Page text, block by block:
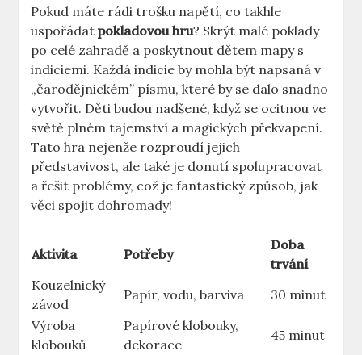
Pokud máte rádi trošku napětí, co ⁤takhle
uspořádatpokladovou hru? Skrýt malé poklady
po celé zahradě a poskytnout dětem mapy s
indiciemi. Každá indicie​ by mohla být⁣ napsaná v
„čarodějnickém” písmu, které by se dalo snadno⁤
vytvořit. Děti budou nadšené, když se ocitnou ⁢ve
světě plném tajemství a magických překvapení.
Tato hra​ nejenže ⁤rozproudí jejich
představivost, ale ⁣také je donutí‌ spolupracovat
a řešit problémy, což je fantastický způsob, jak
věci spojit dohromady!
Aktivita Potřeby
Doba
trvání
Kouzelnický
závod
Papír, vodu, barviva
30 minut
Výroba
klobouků
Papírové klobouky,
dekorace
45 minut